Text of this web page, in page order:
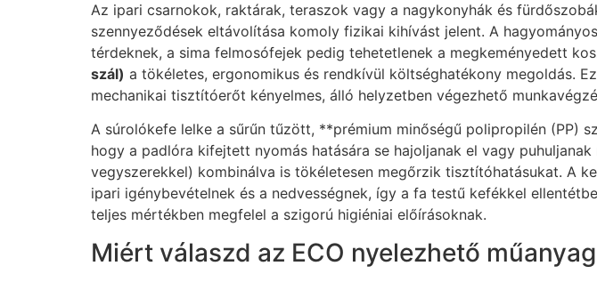
Az ipari csarnokok, raktárak, teraszok vagy a nagykonyhák és
szennyeződések eltávolítása komoly fizikai kihívást jelent. A
térdeknek, a sima felmosófejek pedig tehetetlenek a megkeményedett
szál) a tökéletes, ergonomikus és rendkívül költséghatékony megoldás.
mechanikai tisztítóerőt kényelmes, álló helyzetben végezhető
A súrolókefe lelke a sűrűn tűzött, **prémium minőségű polipropilén (PP)
hogy a padlóra kifejtett nyomás hatására se hajoljanak el vagy
vegyszerekkel) kombinálva is tökéletesen megőrzik tisztítóhatásukat. A
ipari igénybevételnek és a nedvességnek, így a fa testű kefékkel
teljes mértékben megfelel a szigorú higiéniai előírásoknak.
Miért válaszd az ECO nyelezhető